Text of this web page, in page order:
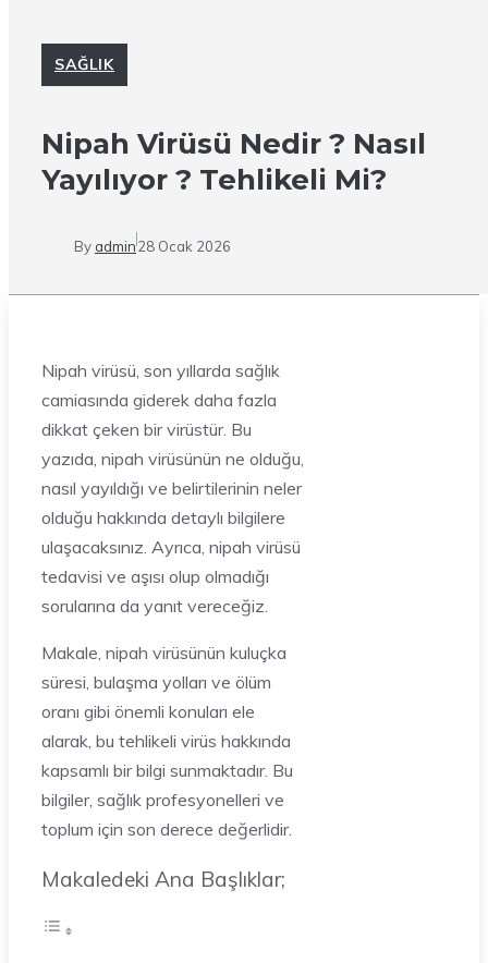
SAĞLIK
Nipah Virüsü Nedir ? Nasıl
Yayılıyor ? Tehlikeli Mi?
By admin28 Ocak 2026
Nipah virüsü, son yıllarda sağlık
camiasında giderek daha fazla
dikkat çeken bir virüstür. Bu
yazıda, nipah virüsünün ne olduğu,
nasıl yayıldığı ve belirtilerinin neler
olduğu hakkında detaylı bilgilere
ulaşacaksınız. Ayrıca, nipah virüsü
tedavisi ve aşısı olup olmadığı
sorularına da yanıt vereceğiz.
Makale, nipah virüsünün kuluçka
süresi, bulaşma yolları ve ölüm
oranı gibi önemli konuları ele
alarak, bu tehlikeli virüs hakkında
kapsamlı bir bilgi sunmaktadır. Bu
bilgiler, sağlık profesyonelleri ve
toplum için son derece değerlidir.
Makaledeki Ana Başlıklar;